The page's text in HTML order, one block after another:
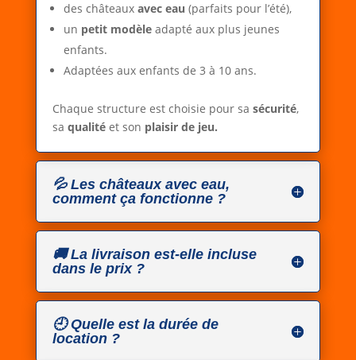
des châteaux avec eau (parfaits pour l’été),
un petit modèleadapté aux plus jeunes
enfants.
Adaptées aux enfants de 3 à 10 ans.
Chaque structure est choisie pour sa sécurité,
sa qualitéet son plaisir de jeu.
💦 Les châteaux avec eau,
comment ça fonctionne ?
🚚 La livraison est-elle incluse
dans le prix ?
🕘 Quelle est la durée de
location ?